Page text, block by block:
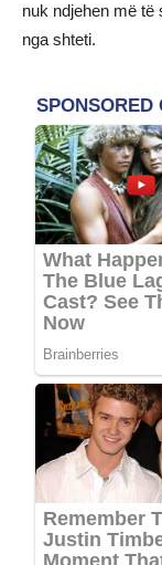
nuk ndjehen më të
nga shteti.